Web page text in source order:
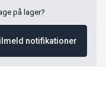
på lager?
notifikationer